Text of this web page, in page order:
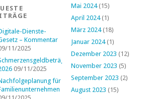
Dienste-
– Kommentar
11/2025
09/11/2025
für
Mai 2024(15)
April 2024(1)
März 2024(18)
Januar 2024(1)
Dezember 2023 (12)
November 2023 (5)
September 2023 (2)
August 2023 (15)